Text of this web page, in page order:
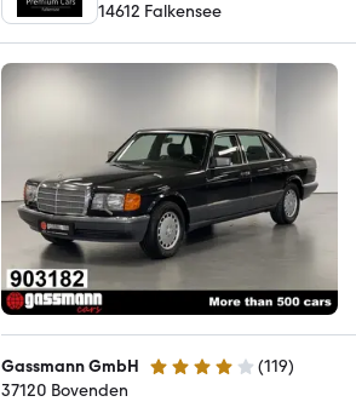
14612 Falkensee
Gassmann GmbH 3.9 Sterne (119)
37120 Bovenden